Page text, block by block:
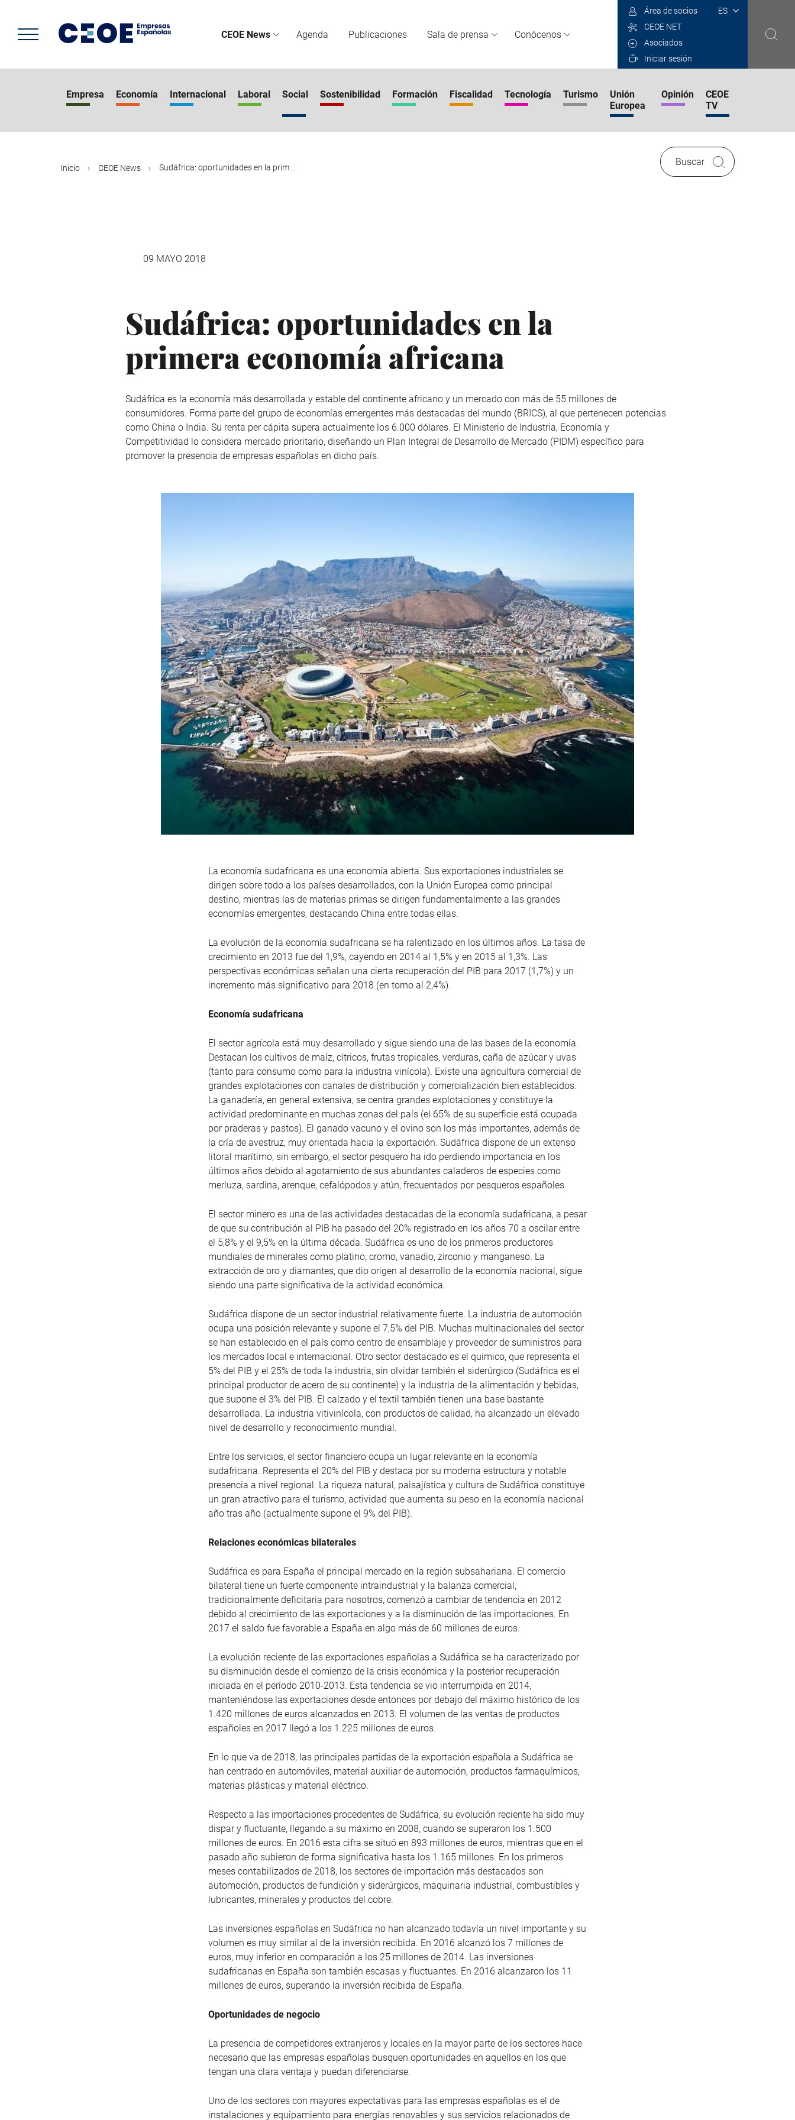
contenido
principal
CEOE News Agenda Publicaciones Sala de prensa Conócenos
Select
Área de socios
CEOE NET
Asociados
Iniciar sesión
Empresa Economía Internacional Laboral Social Sostenibilidad Formación Fiscalidad Tecnología Turismo
Unión
Europea
Opinión
CEOE
TV
Inicio CEOE News Sudáfrica: oportunidades en la prim...
Buscar
09 MAYO 2018
Sudáfrica: oportunidades en la
primera economía africana
Sudáfrica es la economía más desarrollada y estable del continente africano y un mercado con más de 55 millones de
consumidores. Forma parte del grupo de economías emergentes más destacadas del mundo (BRICS), al que pertenecen potencias
como China o India. Su renta per cápita supera actualmente los 6.000 dólares. El Ministerio de Industria, Economía y
Competitividad lo considera mercado prioritario, diseñando un Plan Integral de Desarrollo de Mercado (PIDM) específico para
promover la presencia de empresas españolas en dicho país.
La economía sudafricana es una economía abierta. Sus exportaciones industriales se
dirigen sobre todo a los países desarrollados, con la Unión Europea como principal
destino, mientras las de materias primas se dirigen fundamentalmente a las grandes
economías emergentes, destacando China entre todas ellas.
La evolución de la economía sudafricana se ha ralentizado en los últimos años. La tasa de
crecimiento en 2013 fue del 1,9%, cayendo en 2014 al 1,5% y en 2015 al 1,3%. Las
perspectivas económicas señalan una cierta recuperación del PIB para 2017 (1,7%) y un
incremento más significativo para 2018 (en torno al 2,4%).
Economía sudafricana
El sector agrícola está muy desarrollado y sigue siendo una de las bases de la economía.
Destacan los cultivos de maíz, cítricos, frutas tropicales, verduras, caña de azúcar y uvas
(tanto para consumo como para la industria vinícola). Existe una agricultura comercial de
grandes explotaciones con canales de distribución y comercialización bien establecidos.
La ganadería, en general extensiva, se centra grandes explotaciones y constituye la
actividad predominante en muchas zonas del país (el 65% de su superficie está ocupada
por praderas y pastos). El ganado vacuno y el ovino son los más importantes, además de
la cría de avestruz, muy orientada hacia la exportación. Sudáfrica dispone de un extenso
litoral marítimo, sin embargo, el sector pesquero ha ido perdiendo importancia en los
últimos años debido al agotamiento de sus abundantes caladeros de especies como
merluza, sardina, arenque, cefalópodos y atún, frecuentados por pesqueros españoles.
El sector minero es una de las actividades destacadas de la economía sudafricana, a pesar
de que su contribución al PIB ha pasado del 20% registrado en los años 70 a oscilar entre
el 5,8% y el 9,5% en la última década. Sudáfrica es uno de los primeros productores
mundiales de minerales como platino, cromo, vanadio, zirconio y manganeso. La
extracción de oro y diamantes, que dio origen al desarrollo de la economía nacional, sigue
siendo una parte significativa de la actividad económica.
Sudáfrica dispone de un sector industrial relativamente fuerte. La industria de automoción
ocupa una posición relevante y supone el 7,5% del PIB. Muchas multinacionales del sector
se han establecido en el país como centro de ensamblaje y proveedor de suministros para
los mercados local e internacional. Otro sector destacado es el químico, que representa el
5% del PIB y el 25% de toda la industria, sin olvidar también el siderúrgico (Sudáfrica es el
principal productor de acero de su continente) y la industria de la alimentación y bebidas,
que supone el 3% del PIB. El calzado y el textil también tienen una base bastante
desarrollada. La industria vitivinícola, con productos de calidad, ha alcanzado un elevado
nivel de desarrollo y reconocimiento mundial.
Entre los servicios, el sector financiero ocupa un lugar relevante en la economía
sudafricana. Representa el 20% del PIB y destaca por su moderna estructura y notable
presencia a nivel regional. La riqueza natural, paisajística y cultura de Sudáfrica constituye
un gran atractivo para el turismo, actividad que aumenta su peso en la economía nacional
año tras año (actualmente supone el 9% del PIB).
Relaciones económicas bilaterales
Sudáfrica es para España el principal mercado en la región subsahariana. El comercio
bilateral tiene un fuerte componente intraindustrial y la balanza comercial,
tradicionalmente deficitaria para nosotros, comenzó a cambiar de tendencia en 2012
debido al crecimiento de las exportaciones y a la disminución de las importaciones. En
2017 el saldo fue favorable a España en algo más de 60 millones de euros.
La evolución reciente de las exportaciones españolas a Sudáfrica se ha caracterizado por
su disminución desde el comienzo de la crisis económica y la posterior recuperación
iniciada en el período 2010-2013. Esta tendencia se vio interrumpida en 2014,
manteniéndose las exportaciones desde entonces por debajo del máximo histórico de los
1.420 millones de euros alcanzados en 2013. El volumen de las ventas de productos
españoles en 2017 llegó a los 1.225 millones de euros.
En lo que va de 2018, las principales partidas de la exportación española a Sudáfrica se
han centrado en automóviles, material auxiliar de automoción, productos farmaquímicos,
materias plásticas y material eléctrico.
Respecto a las importaciones procedentes de Sudáfrica, su evolución reciente ha sido muy
dispar y fluctuante, llegando a su máximo en 2008, cuando se superaron los 1.500
millones de euros. En 2016 esta cifra se situó en 893 millones de euros, mientras que en el
pasado año subieron de forma significativa hasta los 1.165 millones. En los primeros
meses contabilizados de 2018, los sectores de importación más destacados son
automoción, productos de fundición y siderúrgicos, maquinaria industrial, combustibles y
lubricantes, minerales y productos del cobre.
Las inversiones españolas en Sudáfrica no han alcanzado todavía un nivel importante y su
volumen es muy similar al de la inversión recibida. En 2016 alcanzó los 7 millones de
euros, muy inferior en comparación a los 25 millones de 2014. Las inversiones
sudafricanas en España son también escasas y fluctuantes. En 2016 alcanzaron los 11
millones de euros, superando la inversión recibida de España.
Oportunidades de negocio
La presencia de competidores extranjeros y locales en la mayor parte de los sectores hace
necesario que las empresas españolas busquen oportunidades en aquellos en los que
tengan una clara ventaja y puedan diferenciarse.
Uno de los sectores con mayores expectativas para las empresas españolas es el de
instalaciones y equipamiento para energías renovables y sus servicios relacionados de